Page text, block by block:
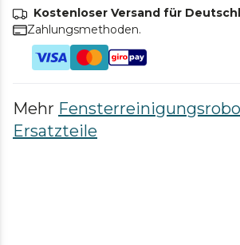
Kostenloser Versand für
Zahlungsmethoden.
Mehr
Ersatzteile